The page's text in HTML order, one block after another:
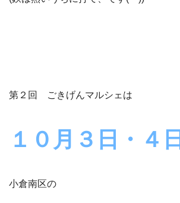
第２回 ごきげんマルシェは
１０月３日・４日
小倉南区の